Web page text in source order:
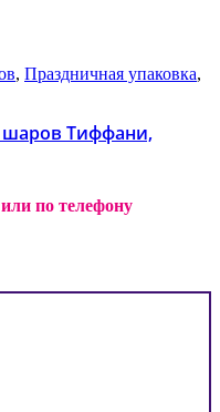
, Праздничная упаковка,
шаров Тиффани,
по телефону